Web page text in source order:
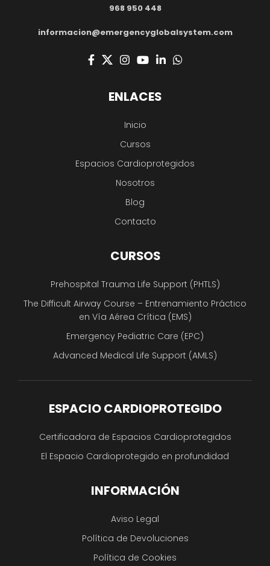
968 950 448
informacion@emergencyglobalsystem.com
ENLACES
Inicio
Cursos
Espacios Cardioprotegidos
Nosotros
Blog
Contacto
CURSOS
Prehospital Trauma Life Support (PHTLS)
The Difficult Airway Course – Entrenamiento Práctico
en Vía Aérea Crítica (EMS)
Emergency Pediatric Care (EPC)
Advanced Medical Life Support (AMLS)
ESPACIO CARDIOPROTEGIDO
Certificadora de Espacios Cardioprotegidos
El Espacio Cardioprotegido en profundidad
INFORMACIÓN
Aviso Legal
Política de Devoluciones
Política de Cookies